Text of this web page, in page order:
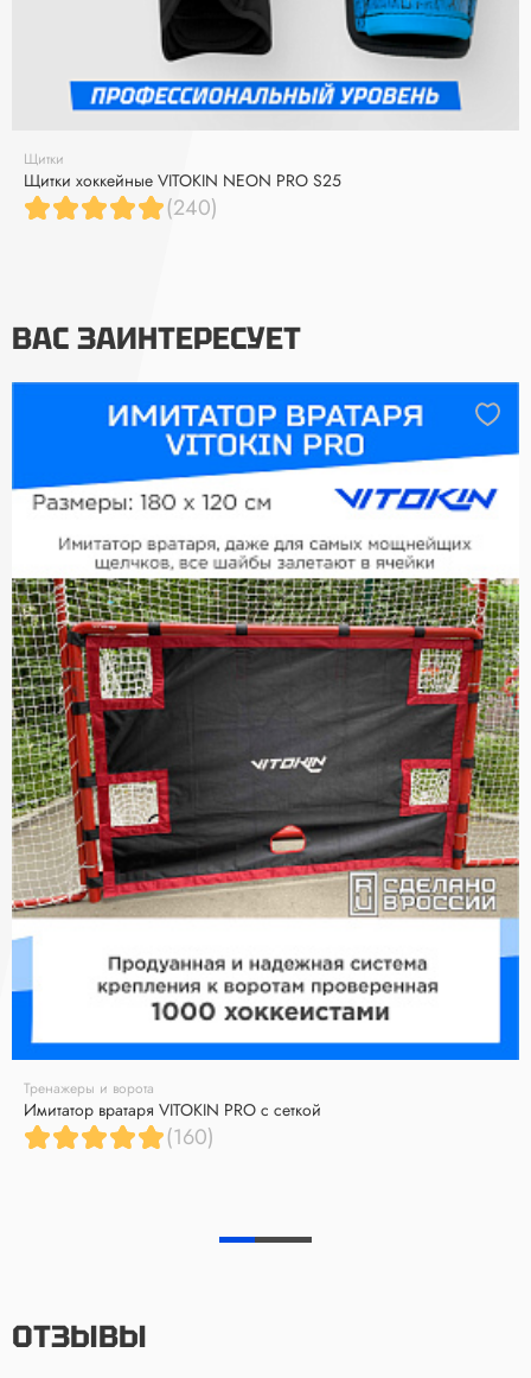
Щитки
Щитки хоккейные VITOKIN NEON PRO S25
(240)
ВАС ЗАИНТЕРЕСУЕТ
Тренажеры и ворота
Имитатор вратаря VITOKIN PRO с сеткой
(160)
ОТЗЫВЫ